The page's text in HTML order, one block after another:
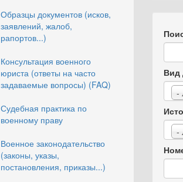
Образцы документов (исков,
заявлений, жалоб,
рапортов...)
Консультация военного
юриста (ответы на часто
задаваемые вопросы) (FAQ)
Судебная практика по
военному праву
Военное законодательство
(законы, указы,
постановления, приказы...)
Вид
-
-